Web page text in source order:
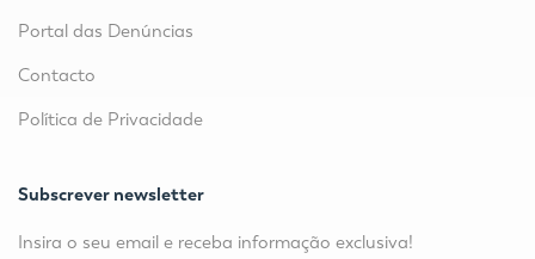
Portal das Denúncias
Contacto
Política de Privacidade
Subscrever newsletter
Insira o seu email e receba informação exclusiva!